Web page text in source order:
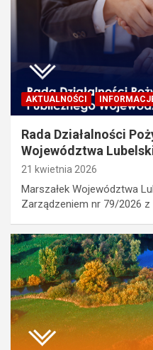
AKTUALNOŚCI
Rada Działalności
Województwa
21 kwietnia 2026
Marszałek Województwa
Zarządzeniem nr 79/2026 z